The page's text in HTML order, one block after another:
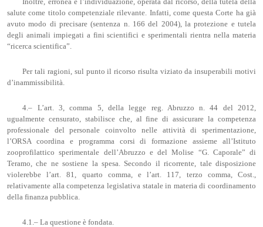
Inoltre, erronea è l’individuazione, operata dal ricorso, della tutela della
salute come titolo competenziale rilevante. Infatti, come questa Corte ha già
avuto modo di precisare (sentenza n. 166 del 2004), la protezione e tutela
degli animali impiegati a fini scientifici e sperimentali rientra nella materia
“ricerca scientifica”.
Per tali ragioni, sul punto il ricorso risulta viziato da insuperabili motivi
d’inammissibilità.
4.– L’art. 3, comma 5, della legge reg. Abruzzo n. 44 del 2012,
ugualmente censurato, stabilisce che, al fine di assicurare la competenza
professionale del personale coinvolto nelle attività di sperimentazione,
l’ORSA coordina e programma corsi di formazione assieme all’Istituto
zooprofilattico sperimentale dell’Abruzzo e del Molise “G. Caporale” di
Teramo, che ne sostiene la spesa. Secondo il ricorrente, tale disposizione
violerebbe l’art. 81, quarto comma, e l’art. 117, terzo comma, Cost.,
relativamente alla competenza legislativa statale in materia di coordinamento
della finanza pubblica.
4.1.– La questione è fondata.